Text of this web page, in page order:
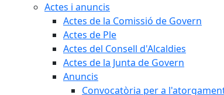
Actes i anuncis
Actes de la Comissió de Govern
Actes de Ple
Actes del Consell d'Alcaldies
Actes de la Junta de Govern
Anuncis
Convocatòria per a